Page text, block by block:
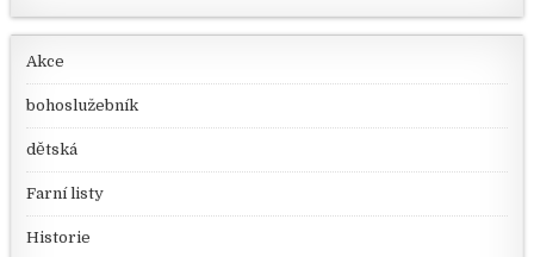
Akce
bohoslužebník
dětská
Farní listy
Historie